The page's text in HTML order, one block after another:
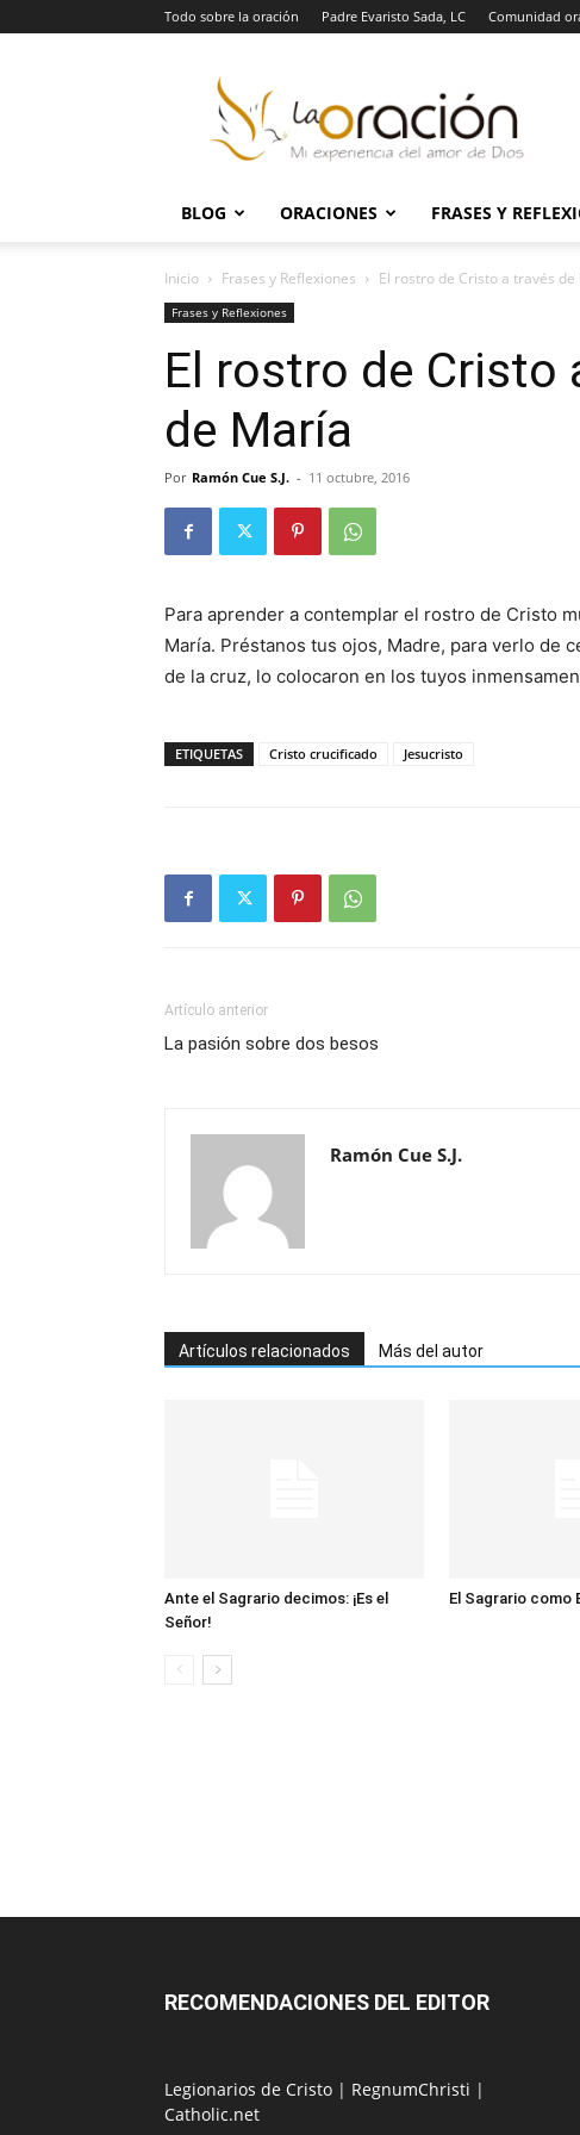
Todo sobre la oración Padre Evaristo Sada, LC Comunidad
Oración
BLOG ORACIONES FRASES Y
Inicio Frases y Reflexiones El rostro de Cristo a través
Frases y Reflexiones
El rostro de Cristo
de María
Por Ramón Cue S.J. - 11 octubre, 2016
Para aprender a contemplar el rostro de Cristo
María. Préstanos tus ojos, Madre, para verlo de
de la cruz, lo colocaron en los tuyos
ETIQUETAS Cristo crucificado Jesucristo
Artículo anterior
La pasión sobre dos besos
Ramón Cue S.J.
Artículos relacionados Más del autor
Ante el Sagrario decimos: ¡Es el
Señor!
El Sagrario como
RECOMENDACIONES DEL EDITOR
Legionarios de Cristo | RegnumChristi |
Catholic.net